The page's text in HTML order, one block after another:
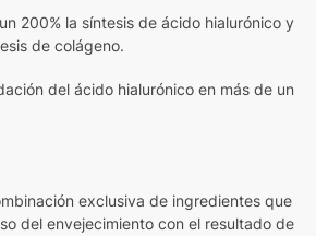
200% la síntesis de ácido hialurónico y
de colágeno.
del ácido hialurónico en más de un
exclusiva de ingredientes que
del envejecimiento con el resultado de